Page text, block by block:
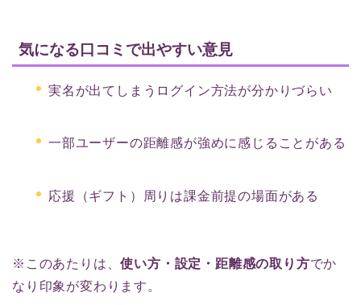
気になる口コミで出やすい意見
実名が出てしまうログイン方法が分かりづらい
一部ユーザーの距離感が強めに感じることがある
応援（ギフト）周りは課金前提の場面がある
※このあたりは、使い方・設定・距離感の取り方でか
なり印象が変わります。